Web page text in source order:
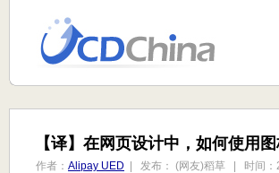
【译】在网页设计中，如何使用
作者： Alipay UED | 发布： (网友)稻草 | 时间：